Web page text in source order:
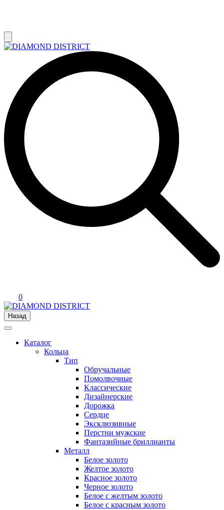
0
Назад
Каталог
Кольца
Тип
Обручальные
Помолвочные
Классические
Дизайнерские
Дорожка
Сердце
Эксклюзивные
Перстни мужские
Фантазийные бриллианты
Металл
Белое золото
Желтое золото
Красное золото
Черное золото
Белое с желтым золото
Белое с красным золото